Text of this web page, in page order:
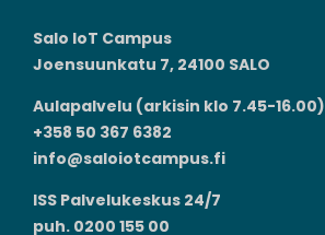
Salo IoT Campus
Joensuunkatu 7, 24100 SALO
Aulapalvelu (arkisin klo 7.45-16.00)
+358 50 367 6382
info@saloiotcampus.fi
ISS Palvelukeskus 24/7
puh. 0200 155 00